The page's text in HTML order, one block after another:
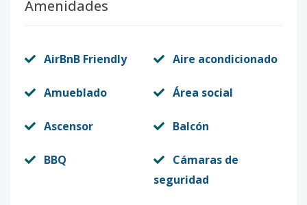
Amenidades
AirBnB Friendly Aire acondicionado
Amueblado Área social
Ascensor Balcón
BBQ
Cámaras de
seguridad